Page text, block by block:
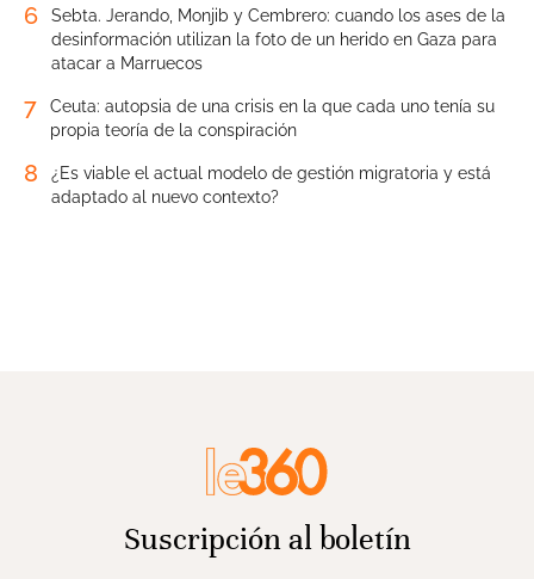
6
Sebta. Jerando, Monjib y Cembrero: cuando los ases de la
desinformación utilizan la foto de un herido en Gaza para
atacar a Marruecos
7
Ceuta: autopsia de una crisis en la que cada uno tenía su
propia teoría de la conspiración
8
¿Es viable el actual modelo de gestión migratoria y está
adaptado al nuevo contexto?
Suscripción al boletín